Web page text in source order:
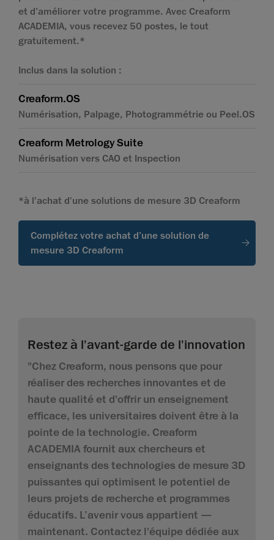
et d’améliorer votre programme. Avec Creaform
ACADEMIA, vous recevez 50 postes, le tout
gratuitement.*
Inclus dans la solution :
Creaform.OS
Numérisation, Palpage, Photogrammétrie ou Peel.OS
Creaform Metrology Suite
Numérisation vers CAO et Inspection
*à l'achat d'une solutions de mesure 3D Creaform
Complétez votre achat d’une solution de
mesure 3D Creaform
Restez à l'avant-garde de l'innovation
"Chez Creaform, nous pensons que pour
réaliser des recherches innovantes et de
haute qualité et d'offrir un enseignement
efficace, les universitaires doivent être à la
pointe de la technologie. Creaform
ACADEMIA fournit aux chercheurs et
enseignants des technologies de mesure 3D
puissantes qui optimisent le potentiel de
leurs projets de recherche et programmes
éducatifs. L’avenir vous appartient —
maintenant. Contactez l'équipe dédiée aux